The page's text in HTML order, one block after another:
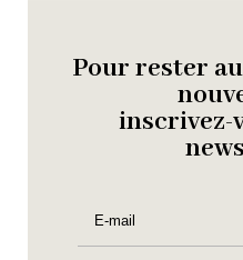
Pour rester
inscrivez-